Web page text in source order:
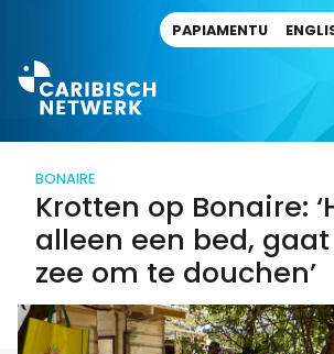
PAPIAMENTU
BONAIRE
Krotten op Bonaire:
alleen een bed,
zee om te douchen’